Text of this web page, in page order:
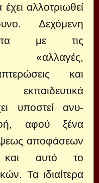
αλλοτριωθεί
Δεχόμενη
με τις
«αλλα­γές,
και
υποστεί ανυ­
αφού ξένα
αποφάσεων
και αυτό το
Τα ιδιαίτερα